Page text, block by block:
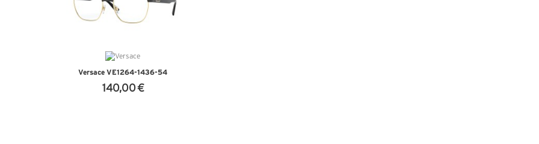
Versace VE1264-1436-54
140,00 €